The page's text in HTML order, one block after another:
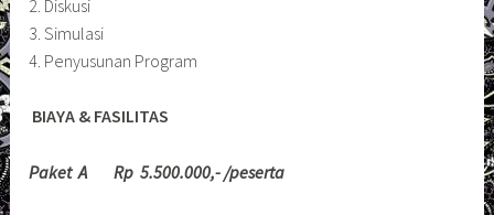
2. Diskusi
3. Simulasi
4. Penyusunan Program
BIAYA & FASILITAS
Paket A Rp 5.500.000,- /peserta